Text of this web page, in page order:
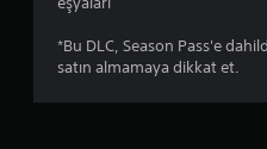
*Bu DLC, Season Pass'e
satın almamaya dikkat et.